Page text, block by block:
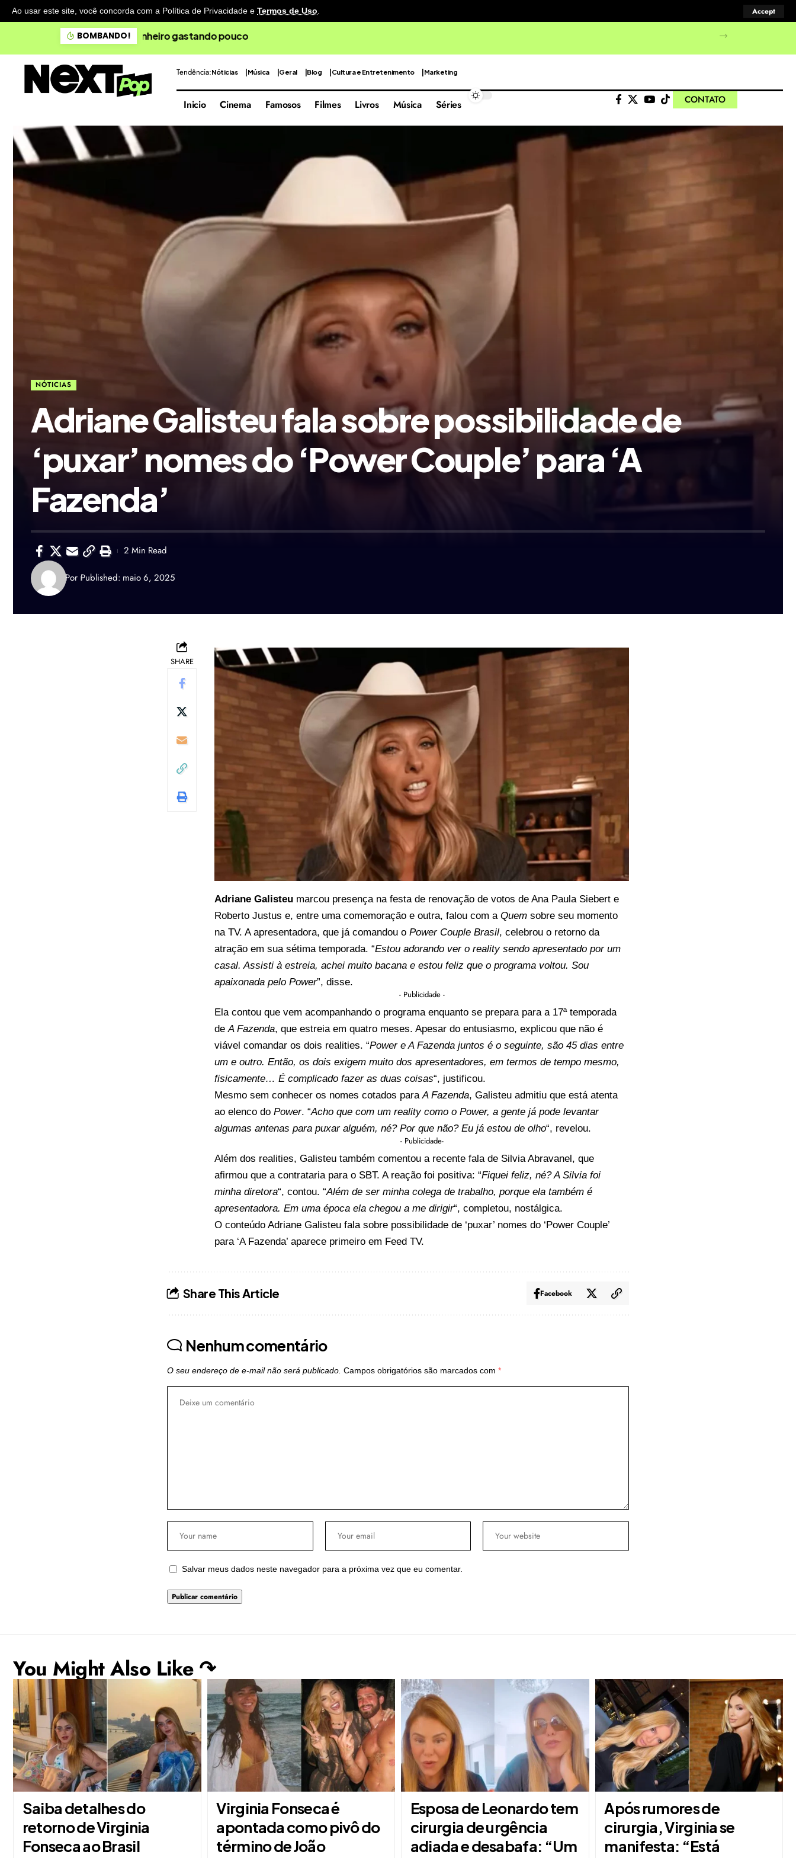
Ao usar este site, você concorda com a Política de Privacidade e Termos de Uso. Accept
BOMBANDO! Noronha: Baía do Sancho fica em 4º lugar entre as praias mais bonitas do mundo
Tendência:Nóticias Música Geral Blog Cultura e Entretenimento Marketing
Inicio Cinema Famosos Filmes Livros Música Séries CONTATO
NÓTICIAS
Adriane Galisteu fala sobre possibilidade de
‘puxar’ nomes do ‘Power Couple’ para ‘A
Fazenda’
Por Published: maio 6, 2025
2 Min Read
SHARE
Adriane Galisteu marcou presença na festa de renovação de votos de Ana Paula Siebert e
Roberto Justus e, entre uma comemoração e outra, falou com a Quem sobre seu momento
na TV. A apresentadora, que já comandou o Power Couple Brasil, celebrou o retorno da
atração em sua sétima temporada. “Estou adorando ver o reality sendo apresentado por um
casal. Assisti à estreia, achei muito bacana e estou feliz que o programa voltou. Sou
apaixonada pelo Power”, disse.
- Publicidade -
Ela contou que vem acompanhando o programa enquanto se prepara para a 17ª temporada
de A Fazenda, que estreia em quatro meses. Apesar do entusiasmo, explicou que não é
viável comandar os dois realities. “Power e A Fazenda juntos é o seguinte, são 45 dias entre
um e outro. Então, os dois exigem muito dos apresentadores, em termos de tempo mesmo,
fisicamente… É complicado fazer as duas coisas“, justificou.
Mesmo sem conhecer os nomes cotados para A Fazenda, Galisteu admitiu que está atenta
ao elenco do Power. “Acho que com um reality como o Power, a gente já pode levantar
algumas antenas para puxar alguém, né? Por que não? Eu já estou de olho“, revelou.
- Publicidade-
Além dos realities, Galisteu também comentou a recente fala de Silvia Abravanel, que
afirmou que a contrataria para o SBT. A reação foi positiva: “Fiquei feliz, né? A Silvia foi
minha diretora“, contou. “Além de ser minha colega de trabalho, porque ela também é
apresentadora. Em uma época ela chegou a me dirigir“, completou, nostálgica.
O conteúdo Adriane Galisteu fala sobre possibilidade de ‘puxar’ nomes do ‘Power Couple’
para ‘A Fazenda’ aparece primeiro em Feed TV.
Share This Article Facebook
Nenhum comentário
O seu endereço de e-mail não será publicado. Campos obrigatórios são marcados com *
Salvar meus dados neste navegador para a próxima vez que eu comentar.
You Might Also Like ↷
Saiba detalhes do
retorno de Virginia
Fonseca ao Brasil
Virginia Fonseca é
apontada como pivô do
término de João
Esposa de Leonardo tem
cirurgia de urgência
adiada e desabafa: “Um
Após rumores de
cirurgia, Virginia se
manifesta: “Está